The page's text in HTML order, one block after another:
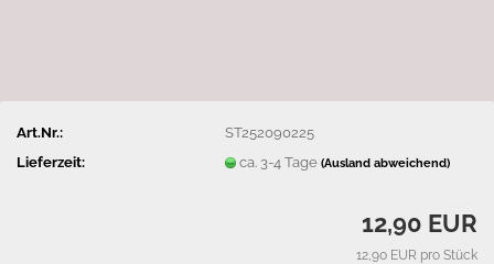
Art.Nr.:
ST252090225
Lieferzeit:
ca. 3-4 Tage(Ausland abweichend)
12,90 EUR
12,90 EUR pro Stück